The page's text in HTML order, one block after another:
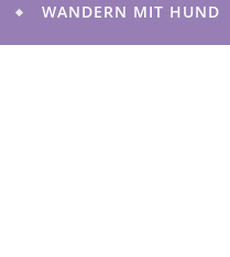
WANDERN MIT HUND